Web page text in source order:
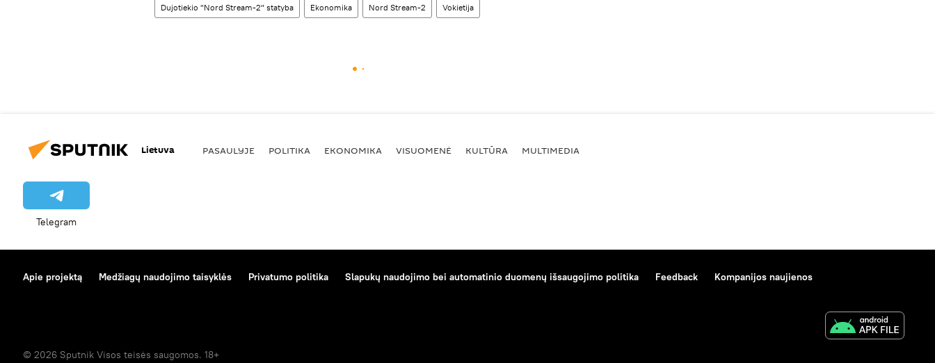
Dujotiekio "Nord Stream-2" statyba Ekonomika Nord Stream-2 Vokietija
Lietuva PASAULYJE POLITIKA EKONOMIKA VISUOMENĖ KULTŪRA MULTIMEDIA
Telegram
Apie projektą Medžiagų naudojimo taisyklės Privatumo politika Slapukų naudojimo bei automatinio duomenų išsaugojimo politika Feedback Kompanijos naujienos
© 2026 Sputnik Visos teisės saugomos. 18+